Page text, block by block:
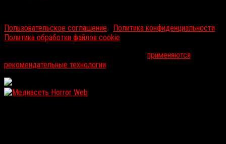
Пользовательское соглашение
Политика конфиденциальности
Политика обработки файлов cookie
применяются
рекомендательные технологии